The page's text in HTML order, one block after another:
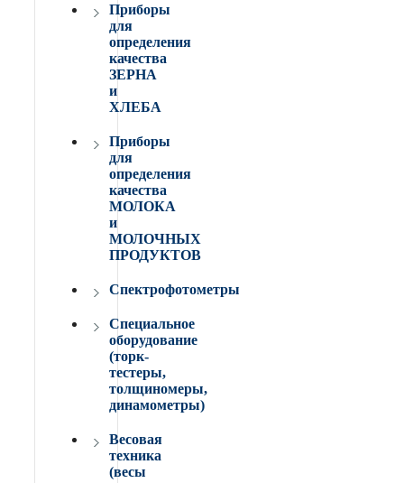
Приборы
для
определения
качества
ЗЕРНА
и
ХЛЕБА
Приборы
для
определения
качества
МОЛОКА
и
МОЛОЧНЫХ
ПРОДУКТОВ
Спектрофотометры
Специальное
оборудование
(торк-
тестеры,
толщиномеры,
динамометры)
Весовая
техника
(весы